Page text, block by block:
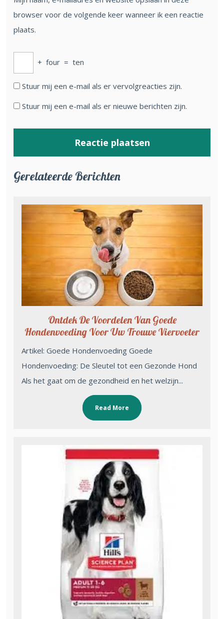
browser voor de volgende keer wanneer ik een reactie
plaats.
+ four = ten
Stuur mij een e-mail als er vervolgreacties zijn.
Stuur mij een e-mail als er nieuwe berichten zijn.
Gerelateerde Berichten
Ontdek De Voordelen Van Goede
Hondenvoeding Voor Uw Trouwe Viervoeter
Artikel: Goede Hondenvoeding Goede
Hondenvoeding: De Sleutel tot een Gezonde Hond
Als het gaat om de gezondheid en het welzijn...
Read More